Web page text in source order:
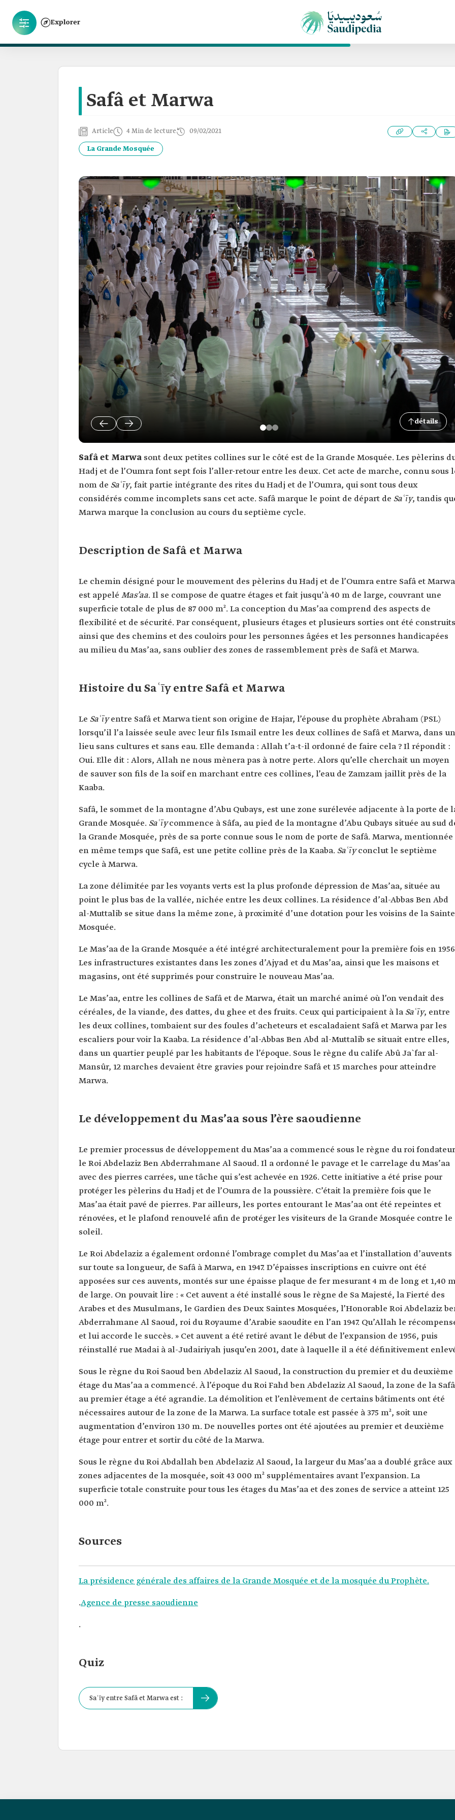
Explorer
Safâ et Marwa
Article 4 Min de lecture 09/02/2021
La Grande Mosquée
détails
Safâ et Marwa sont deux petites collines sur le côté est de la Grande Mosquée. Les pèlerins
Hadj et de l’Oumra font sept fois l’aller-retour entre les deux. Cet acte de marche, connu sous
nom de Saʿīy, fait partie intégrante des rites du Hadj et de l’Oumra, qui sont tous deux
considérés comme incomplets sans cet acte. Safâ marque le point de départ de Saʿīy, tandis
Marwa marque la conclusion au cours du septième cycle.
Description de Safâ et Marwa
Le chemin désigné pour le mouvement des pèlerins du Hadj et de l’Oumra entre Safâ et Marwa
est appelé Mas’aa. Il se compose de quatre étages et fait jusqu’à 40 m de large, couvrant une
superficie totale de plus de 87 000 m². La conception du Mas’aa comprend des aspects de
flexibilité et de sécurité. Par conséquent, plusieurs étages et plusieurs sorties ont été
ainsi que des chemins et des couloirs pour les personnes âgées et les personnes handicapées
au milieu du Mas’aa, sans oublier des zones de rassemblement près de Safâ et Marwa.
Histoire du Saʿīy entre Safâ et Marwa
Le Saʿīyentre Safâ et Marwa tient son origine de Hajar, l’épouse du prophète Abraham (PSL)
lorsqu’il l’a laissée seule avec leur fils Ismail entre les deux collines de Safâ et Marwa, dans un
lieu sans cultures et sans eau. Elle demanda : Allah t’a-t-il ordonné de faire cela ? Il répondit :
Oui. Elle dit : Alors, Allah ne nous mènera pas à notre perte. Alors qu’elle cherchait un moyen
de sauver son fils de la soif en marchant entre ces collines, l’eau de Zamzam jaillit près de la
Kaaba.
Safâ, le sommet de la montagne d’Abu Qubays, est une zone surélevée adjacente à la porte de
Grande Mosquée.Saʿīycommence à Sâfa, au pied de la montagne d’Abu Qubays située au sud
la Grande Mosquée, près de sa porte connue sous le nom de porte de Safâ. Marwa, mentionnée
en même temps que Safâ, est une petite colline près de la Kaaba.Saʿīyconclut le septième
cycle à Marwa.
La zone délimitée par les voyants verts est la plus profonde dépression de Mas’aa, située au
point le plus bas de la vallée, nichée entre les deux collines. La résidence d’al-Abbas Ben Abd
al-Muttalib se situe dans la même zone, à proximité d’une dotation pour les voisins de la Sainte
Mosquée.
Le Mas’aa de la Grande Mosquée a été intégré architecturalement pour la première fois en
Les infrastructures existantes dans les zones d’Ajyad et du Mas’aa, ainsi que les maisons et
magasins, ont été supprimés pour construire le nouveau Mas’aa.
Le Mas’aa, entre les collines de Safâ et de Marwa, était un marché animé où l’on vendait des
céréales, de la viande, des dattes, du ghee et des fruits. Ceux qui participaient à laSaʿīy, entre
les deux collines, tombaient sur des foules d’acheteurs et escaladaient Safâ et Marwa par les
escaliers pour voir la Kaaba. La résidence d’al-Abbas Ben Abd al-Muttalib se situait entre elles,
dans un quartier peuplé par les habitants de l’époque. Sous le règne du calife Abû Ja`far al-
Mansûr, 12 marches devaient être gravies pour rejoindre Safâ et 15 marches pour atteindre
Marwa.
Le développement du Mas’aa sous l’ère saoudienne
Le premier processus de développement du Mas’aa a commencé sous le règne du roi
le Roi Abdelaziz Ben Abderrahmane Al Saoud. Il a ordonné le pavage et le carrelage du Mas’aa
avec des pierres carrées, une tâche qui s’est achevée en 1926. Cette initiative a été prise pour
protéger les pèlerins du Hadj et de l’Oumra de la poussière. C’était la première fois que le
Mas’aa était pavé de pierres. Par ailleurs, les portes entourant le Mas’aa ont été repeintes et
rénovées, et le plafond renouvelé afin de protéger les visiteurs de la Grande Mosquée contre le
soleil.
Le Roi Abdelaziz a également ordonné l’ombrage complet du Mas’aa et l’installation d’auvents
sur toute sa longueur, de Safâ à Marwa, en 1947. D’épaisses inscriptions en cuivre ont été
apposées sur ces auvents, montés sur une épaisse plaque de fer mesurant 4 m de long et 1,40
de large. On pouvait lire : « Cet auvent a été installé sous le règne de Sa Majesté, la Fierté des
Arabes et des Musulmans, le Gardien des Deux Saintes Mosquées, l’Honorable Roi Abdelaziz
Abderrahmane Al Saoud, roi du Royaume d’Arabie saoudite en l’an 1947. Qu’Allah le
et lui accorde le succès. » Cet auvent a été retiré avant le début de l’expansion de 1956, puis
réinstallé rue Madai à al-Judairiyah jusqu’en 2001, date à laquelle il a été définitivement
Sous le règne du Roi Saoud ben Abdelaziz Al Saoud, la construction du premier et du deuxième
étage du Mas’aa a commencé. À l’époque du Roi Fahd ben Abdelaziz Al Saoud, la zone de la Safâ
au premier étage a été agrandie. La démolition et l’enlèvement de certains bâtiments ont été
nécessaires autour de la zone de la Marwa. La surface totale est passée à 375 m², soit une
augmentation d’environ 130 m. De nouvelles portes ont été ajoutées au premier et deuxième
étage pour entrer et sortir du côté de la Marwa.
Sous le règne du Roi Abdallah ben Abdelaziz Al Saoud, la largeur du Mas’aa a doublé grâce aux
zones adjacentes de la mosquée, soit 43 000 m² supplémentaires avant l’expansion. La
superficie totale construite pour tous les étages du Mas’aa et des zones de service a atteint 125
000 m².
Sources
La présidence générale des affaires de la Grande Mosquée et de la mosquée du Prophète.
.Agence de presse saoudienne
.
Quiz
Saʿīy entre Safâ et Marwa est :